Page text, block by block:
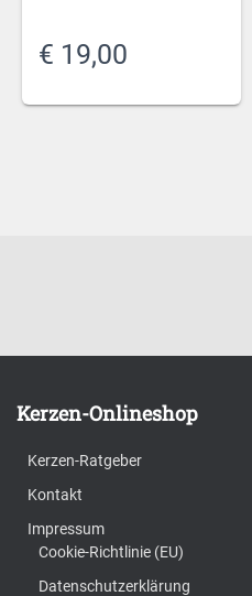
€ 19,00
Kerzen-Onlineshop
Kerzen-Ratgeber
Kontakt
Impressum
Cookie-Richtlinie (EU)
Datenschutzerklärung